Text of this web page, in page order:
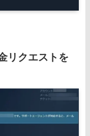
リクエストを